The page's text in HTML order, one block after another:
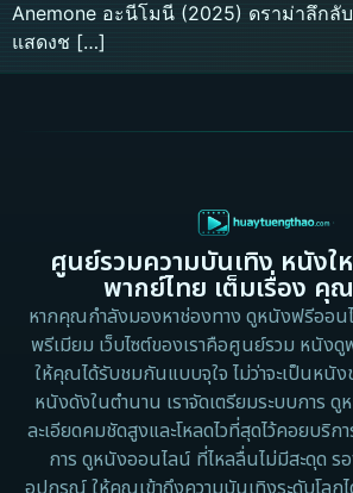
Anemone อะนีโมนี (2025) ดราม่าลึกลั
แสดงช […]
ศูนย์รวมความบันเทิง หนังใ
พากย์ไทย เต็มเรื่อง คุ
หากคุณกำลังมองหาช่องทาง ดูหนังฟรีออ
พรีเมียม เว็บไซต์ของเราคือศูนย์รวม หนัง
ให้คุณได้รับชมกันแบบจุใจ ไม่ว่าจะเป็นหนัง
หนังดังในตำนาน เราจัดเตรียมระบบการ
ละเอียดคมชัดสูงและโหลดไวที่สุดไว้คอยบริ
การ ดูหนังออนไลน์ ที่ไหลลื่นไม่มีสะดุด ร